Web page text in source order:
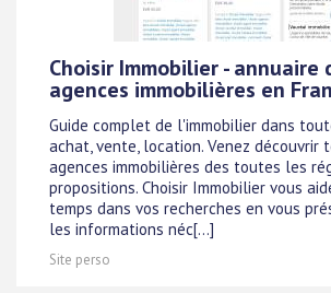
Choisir Immobilier - annuaire
agences immobilières en
Guide complet de l'immobilier dans
achat, vente, location. Venez découvrir
agences immobilières des toutes les
propositions. Choisir Immobilier vous
temps dans vos recherches en vous
les informations néc[...]
Site perso